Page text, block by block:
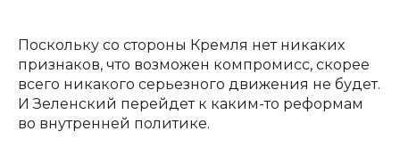
Поскольку со стороны Кремля нет никаких
признаков, что возможен компромисс, скорее
всего никакого серьезного движения не будет.
И Зеленский перейдет к каким-то реформам
во внутренней политике.